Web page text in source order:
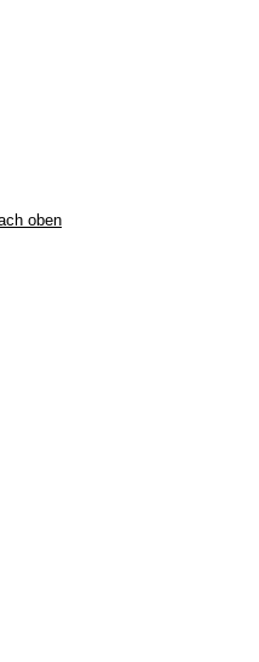
oben